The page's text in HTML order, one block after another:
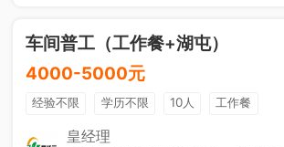
车间普工（工作餐+湖屯）
4000-5000元
经验不限 学历不限 10人
工作餐
奖励计划
节日福利
皇经理